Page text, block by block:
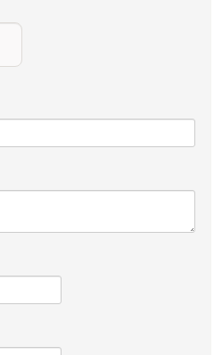
Telefon, Safe, TV, Minibar
Link